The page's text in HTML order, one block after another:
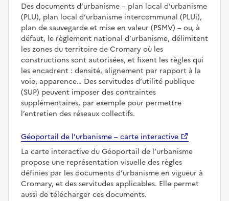
Des documents d’urbanisme – plan local d’urbanisme
(PLU), plan local d’urbanisme intercommunal (PLUi),
plan de sauvegarde et mise en valeur (PSMV) – ou, à
défaut, le règlement national d’urbanisme, délimitent
les zones du territoire de Cromary où les
constructions sont autorisées, et fixent les règles qui
les encadrent : densité, alignement par rapport à la
voie, apparence… Des servitudes d’utilité publique
(SUP) peuvent imposer des contraintes
supplémentaires, par exemple pour permettre
l’entretien des réseaux collectifs.
Géoportail de l’urbanisme – carte interactive
La carte interactive du Géoportail de l’urbanisme
propose une représentation visuelle des règles
définies par les documents d’urbanisme en vigueur à
Cromary, et des servitudes applicables. Elle permet
aussi de télécharger ces documents.